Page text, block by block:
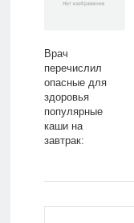
Врач
перечислил
опасные для
здоровья
популярные
каши на
завтрак:
Lenta.ru